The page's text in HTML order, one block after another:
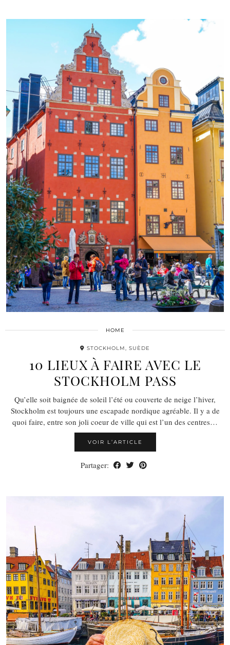
HOME
STOCKHOLM, SUÈDE
10 LIEUX À FAIRE AVEC LE
STOCKHOLM PASS
Qu’elle soit baignée de soleil l’été ou couverte de neige l’hiver,
Stockholm est toujours une escapade nordique agréable. Il y a de
quoi faire, entre son joli coeur de ville qui est l’un des centres…
VOIR L’ARTICLE
Partager: